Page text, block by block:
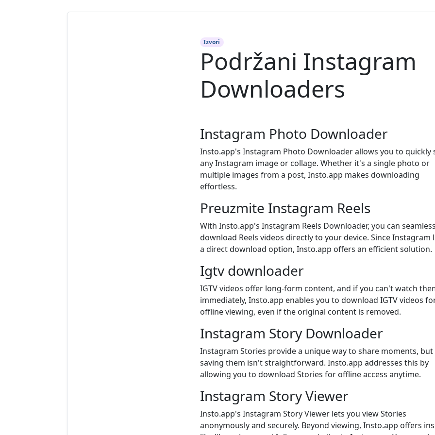
Izvori
Podržani Instagram
Downloaders
Instagram Photo Downloader
Insto.app's Instagram Photo Downloader allows you to quickly
any Instagram image or collage. Whether it's a single photo or
multiple images from a post, Insto.app makes downloading
effortless.
Preuzmite Instagram Reels
With Insto.app's Instagram Reels Downloader, you can
download Reels videos directly to your device. Since Instagram
a direct download option, Insto.app offers an efficient solution.
Igtv downloader
IGTV videos offer long-form content, and if you can't watch
immediately, Insto.app enables you to download IGTV videos
offline viewing, even if the original content is removed.
Instagram Story Downloader
Instagram Stories provide a unique way to share moments, but
saving them isn't straightforward. Insto.app addresses this by
allowing you to download Stories for offline access anytime.
Instagram Story Viewer
Insto.app's Instagram Story Viewer lets you view Stories
anonymously and securely. Beyond viewing, Insto.app offers